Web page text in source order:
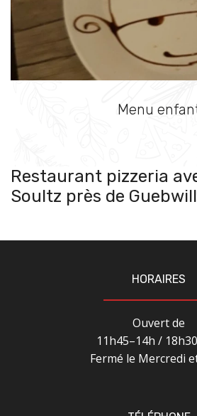
Menu
Restaurant pizzeria
Soultz près de
HORAIRES
Ouvert de
11h45–14h /
Fermé le Mercredi